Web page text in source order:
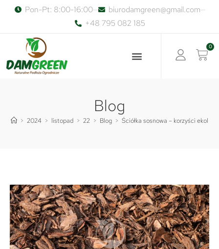
Pon-Pt: 8:00-16:00
biurodamgreen@gmail.com
+48 795 082 185
0
Blog
> 2024 > listopad > 22 > Blog > Ściółka sosnowa – korzyści